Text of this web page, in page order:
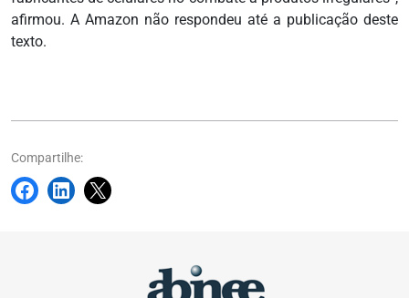
afirmou. A Amazon não respondeu até a publicação deste
texto.
Compartilhe: